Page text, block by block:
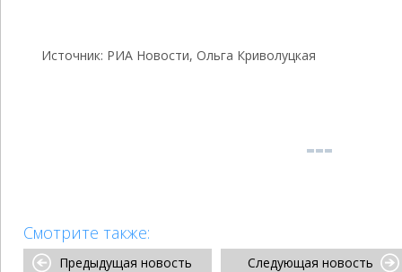
Источник: РИА Новости, Ольга Криволуцкая
Смотрите также:
Предыдущая новость Следующая новость